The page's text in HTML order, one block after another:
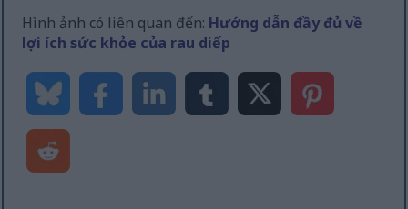
Hình ảnh có liên quan đến: Hướng dẫn đầy đủ về
lợi ích sức khỏe của rau diếp